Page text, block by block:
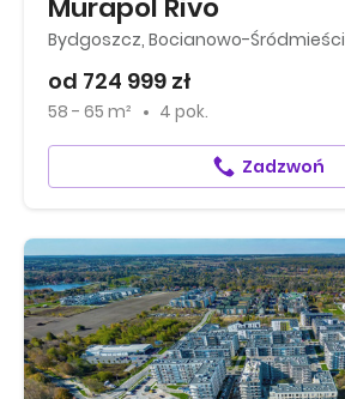
Murapol Rivo
Bydgoszcz, Bocianowo-
od 724 999 zł
58 - 65 m² 4 pok.
Zadzwoń